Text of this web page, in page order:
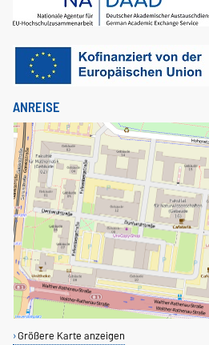
ANREISE
Größere Karte anzeigen